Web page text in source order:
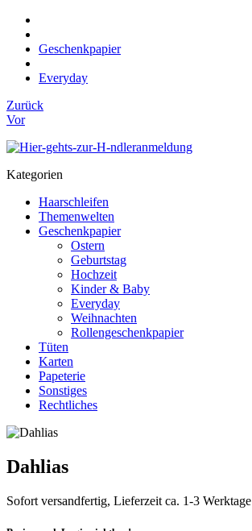
Geschenkpapier
Everyday
Zurück
Vor
Kategorien
Haarschleifen
Themenwelten
Geschenkpapier
Ostern
Geburtstag
Hochzeit
Kinder & Baby
Everyday
Weihnachten
Rollengeschenkpapier
Tüten
Karten
Papeterie
Sonstiges
Rechtliches
Dahlias
Sofort versandfertig, Lieferzeit ca. 1-3 Werktage